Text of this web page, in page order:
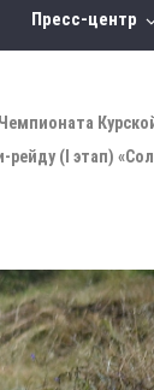
Пресс-центр
Чемпионата
рейду (I этап)